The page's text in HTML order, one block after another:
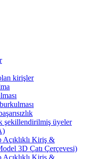
kirişler
şekillendirilmiş üyeler
Açıklıklı Kiriş &
3D Çatı Çerçevesi)